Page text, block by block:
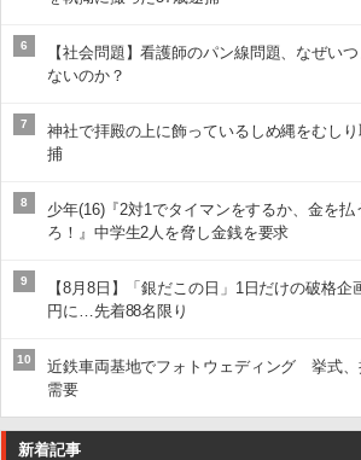
6
【社会問題】看護師のパン線問題、なぜい
ないのか？
7
神社で拝殿の上に飾っているしめ縄をむし
捕
8
少年(16)『2対1でタイマンをするか、金を払
ろ！』中学生2人を脅し金銭を要求
9
【8月8日】「銀だこの日」1日だけの破格
円に…先着88名限り
10
近鉄車両基地でフォトウェディング 挙式
需要
新着記事